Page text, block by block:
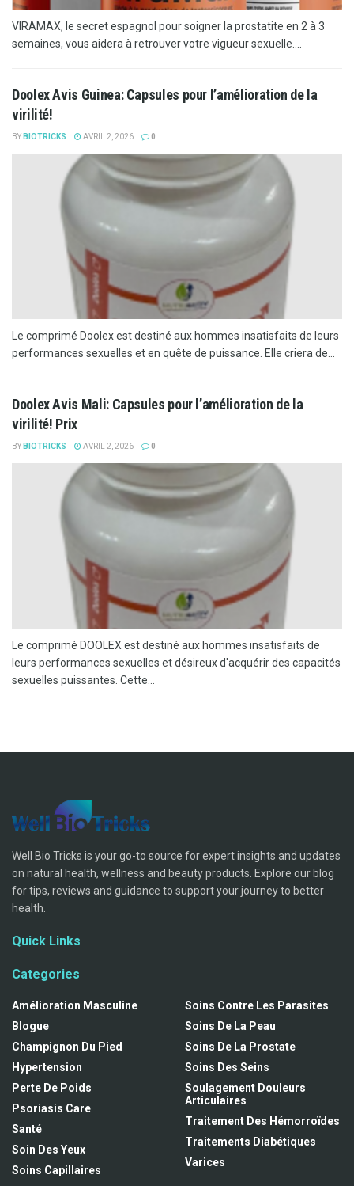
VIRAMAX, le secret espagnol pour soigner la prostatite en 2 à 3
semaines, vous aidera à retrouver votre vigueur sexuelle....
Doolex Avis Guinea: Capsules pour l’amélioration de la
virilité!
BY BIOTRICKS AVRIL 2, 2026 0
Le comprimé Doolex est destiné aux hommes insatisfaits de leurs
performances sexuelles et en quête de puissance. Elle criera de...
Doolex Avis Mali: Capsules pour l’amélioration de la
virilité! Prix
BY BIOTRICKS AVRIL 2, 2026 0
Le comprimé DOOLEX est destiné aux hommes insatisfaits de
leurs performances sexuelles et désireux d'acquérir des capacités
sexuelles puissantes. Cette...
Well Bio Tricks is your go-to source for expert insights and updates
on natural health, wellness and beauty products. Explore our blog
for tips, reviews and guidance to support your journey to better
health.
Quick Links
Categories
Amélioration Masculine
Blogue
Champignon Du Pied
Hypertension
Perte De Poids
Psoriasis Care
Santé
Soin Des Yeux
Soins Capillaires
Soins Contre Les Parasites
Soins De La Peau
Soins De La Prostate
Soins Des Seins
Soulagement Douleurs
Articulaires
Traitement Des Hémorroïdes
Traitements Diabétiques
Varices